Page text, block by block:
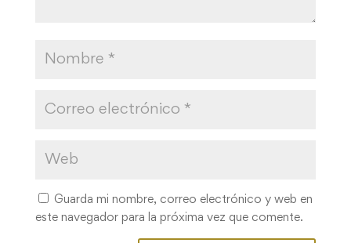
Guarda mi nombre, correo electrónico y web en
este navegador para la próxima vez que comente.